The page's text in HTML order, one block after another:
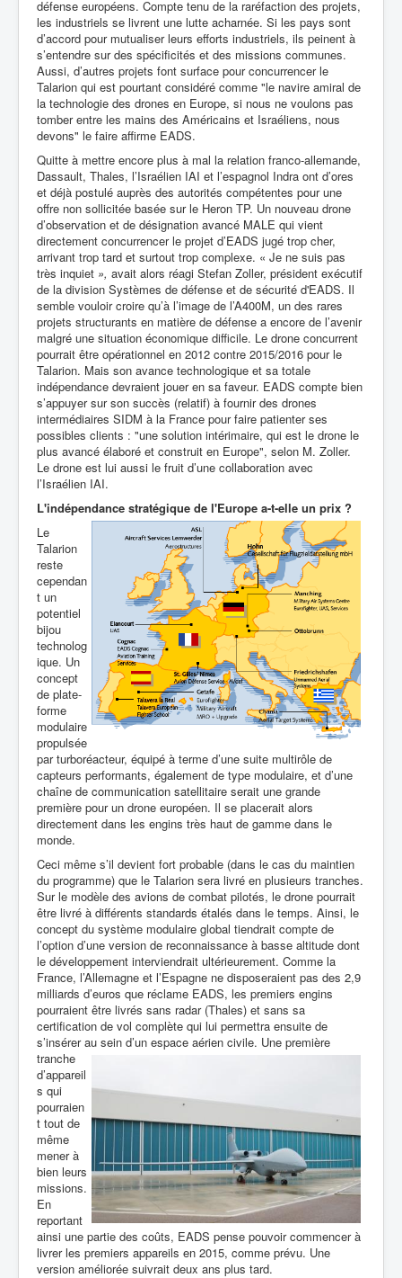
défense européens. Compte tenu de la raréfaction des projets,
les industriels se livrent une lutte acharnée. Si les pays sont
d’accord pour mutualiser leurs efforts industriels, ils peinent à
s’entendre sur des spécificités et des missions communes.
Aussi, d’autres projets font surface pour concurrencer le
Talarion qui est pourtant considéré comme "le navire amiral de
la technologie des drones en Europe, si nous ne voulons pas
tomber entre les mains des Américains et Israéliens, nous
devons" le faire affirme EADS.
Quitte à mettre encore plus à mal la relation franco-allemande,
Dassault, Thales, l’Israélien IAI et l’espagnol Indra ont d’ores
et déjà postulé auprès des autorités compétentes pour une
offre non sollicitée basée sur le Heron TP. Un nouveau drone
d’observation et de désignation avancé MALE qui vient
directement concurrencer le projet d’EADS jugé trop cher,
arrivant trop tard et surtout trop complexe. « Je ne suis pas
très inquiet », avait alors réagi Stefan Zoller, président exécutif
de la division Systèmes de défense et de sécurité d'EADS. Il
semble vouloir croire qu’à l’image de l’A400M, un des rares
projets structurants en matière de défense a encore de l’avenir
malgré une situation économique difficile. Le drone concurrent
pourrait être opérationnel en 2012 contre 2015/2016 pour le
Talarion. Mais son avance technologique et sa totale
indépendance devraient jouer en sa faveur. EADS compte bien
s’appuyer sur son succès (relatif) à fournir des drones
intermédiaires SIDM à la France pour faire patienter ses
possibles clients : "une solution intérimaire, qui est le drone le
plus avancé élaboré et construit en Europe", selon M. Zoller.
Le drone est lui aussi le fruit d’une collaboration avec
l’Israélien IAI.
L'indépendance stratégique de l'Europe a-t-elle un prix ?
Le
Talarion
reste
cependan
t un
potentiel
bijou
technolog
ique. Un
concept
de plate-
forme
modulaire
propulsée
parturboréacteur, équipé à terme d’une suite multirôle de
capteurs performants, également de type modulaire, et d’une
chaîne de communication satellitaire serait une grande
première pour un drone européen. Il se placerait alors
directement dans les engins très haut de gamme dans le
monde.
Ceci même s’il devient fort probable (dans le cas du maintien
du programme) que le Talarion sera livré en plusieurs tranches.
Sur le modèle des avions de combat pilotés, le drone pourrait
être livré à différents standards étalés dans le temps. Ainsi, le
concept du système modulaire global tiendrait compte de
l’option d’une version de reconnaissance à basse altitude dont
le développement interviendrait ultérieurement. Comme la
France, l’Allemagne et l’Espagne ne disposeraient pas des 2,9
milliards d’euros que réclame EADS, les premiers engins
pourraient être livrés sans radar (Thales) et sans sa
certification de vol complète qui lui permettra ensuite de
s’insérer au sein d’un espace aérien civile. Une première
tranche
d’appareil
s qui
pourraien
t tout de
même
mener à
bien leurs
missions.
En
reportant
ainsi une partie des coûts, EADS pense pouvoir commencer à
livrer les premiers appareils en 2015, comme prévu. Une
version améliorée suivrait deux ans plus tard.